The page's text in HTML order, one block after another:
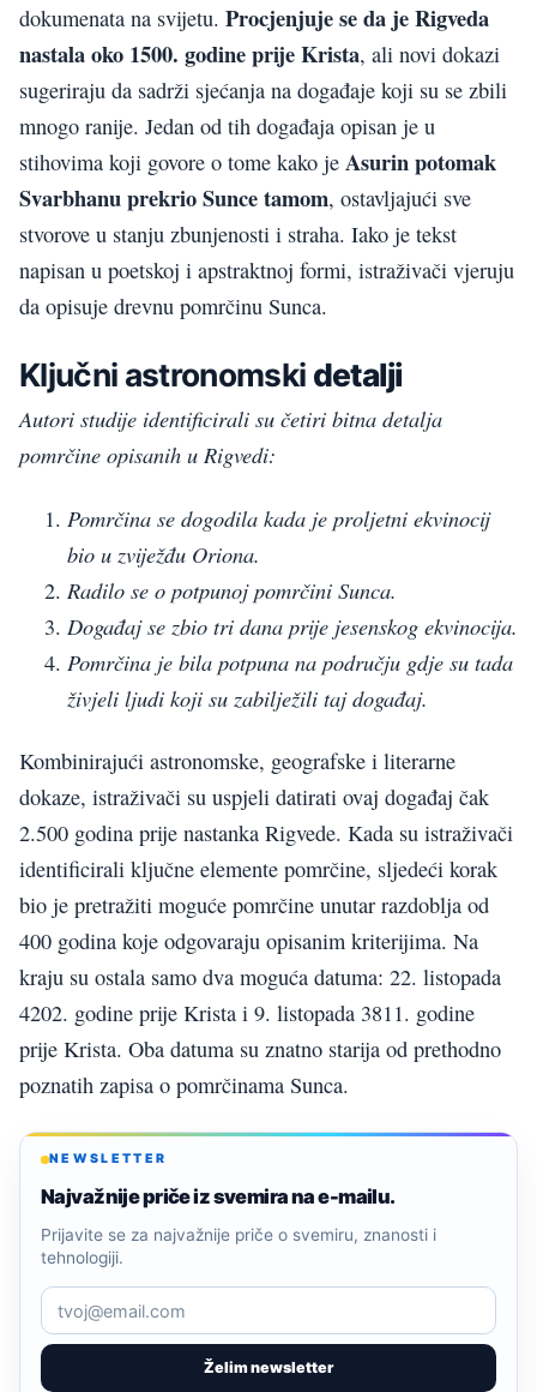
dokumenata na svijetu. Procjenjuje se da je Rigveda
nastala oko 1500. godine prije Krista, ali novi dokazi
sugeriraju da sadrži sjećanja na događaje koji su se zbili
mnogo ranije. Jedan od tih događaja opisan je u
stihovima koji govore o tome kako je Asurin potomak
Svarbhanu prekrio Sunce tamom, ostavljajući sve
stvorove u stanju zbunjenosti i straha. Iako je tekst
napisan u poetskoj i apstraktnoj formi, istraživači vjeruju
da opisuje drevnu pomrčinu Sunca.
Ključni astronomski detalji
Autori studije identificirali su četiri bitna detalja
pomrčine opisanih u Rigvedi:
Pomrčina se dogodila kada je proljetni ekvinocij
bio u zviježđu Oriona.
Radilo se o potpunoj pomrčini Sunca.
Događaj se zbio tri dana prije jesenskog ekvinocija.
Pomrčina je bila potpuna na području gdje su tada
živjeli ljudi koji su zabilježili taj događaj.
Kombinirajući astronomske, geografske i literarne
dokaze, istraživači su uspjeli datirati ovaj događaj čak
2.500 godina prije nastanka Rigvede. Kada su istraživači
identificirali ključne elemente pomrčine, sljedeći korak
bio je pretražiti moguće pomrčine unutar razdoblja od
400 godina koje odgovaraju opisanim kriterijima. Na
kraju su ostala samo dva moguća datuma: 22. listopada
4202. godine prije Krista i 9. listopada 3811. godine
prije Krista. Oba datuma su znatno starija od prethodno
poznatih zapisa o pomrčinama Sunca.
NEWSLETTER
Najvažnije priče iz svemira na e-mailu.
Želim newsletter
Prijavite se za najvažnije priče o svemiru, znanosti i
tehnologiji.